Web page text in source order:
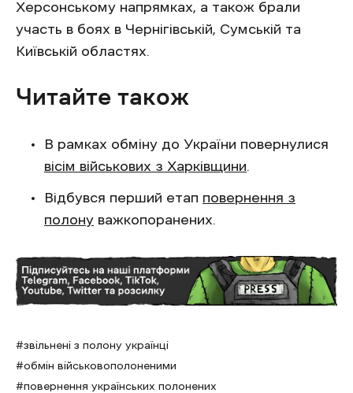
Херсонському напрямках, а також брали
участь в боях в Чернігівській, Сумській та
Київській областях.
Читайте також
В рамках обміну до України повернулися
вісім військових з Харківщини.
Відбувся перший етап повернення з
полону важкопоранених.
звільнені з полону українці
обмін військовополоненими
повернення українських полонених